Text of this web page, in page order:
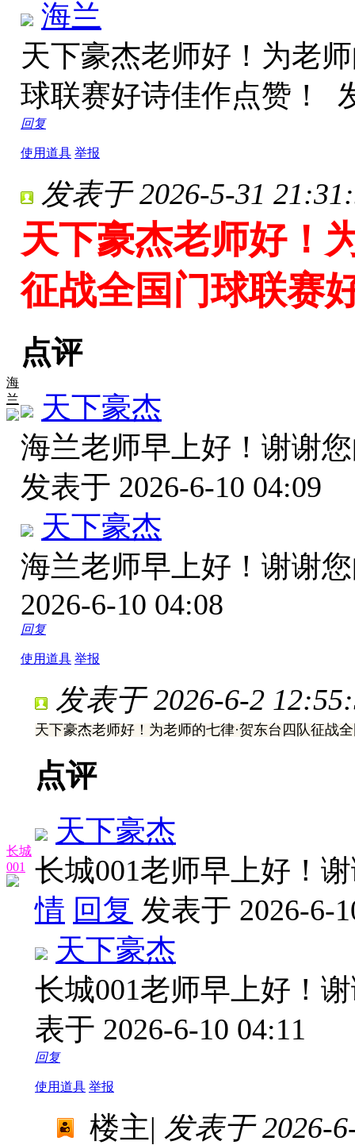
海兰
天下豪杰老师好！为老
球联赛好诗佳作点赞！
回复
使用道具 举报
海
兰
发表于 2026-5-31
天下豪杰老师好！
征战全国门球联赛
点评
天下豪杰
海兰老师早上好！谢谢
发表于 2026-6-10 04:09
天下豪杰
海兰老师早上好！谢谢
2026-6-10 04:08
回复
使用道具 举报
长城
001
发表于 2026-6-2
天下豪杰老师好！为老师的七律·贺东台四队征战
点评
天下豪杰
长城001老师早上好！
情 回复 发表于 2026-6-
天下豪杰
长城001老师早上好！
表于 2026-6-10 04:11
回复
使用道具 举报
楼主| 发表于 2026-